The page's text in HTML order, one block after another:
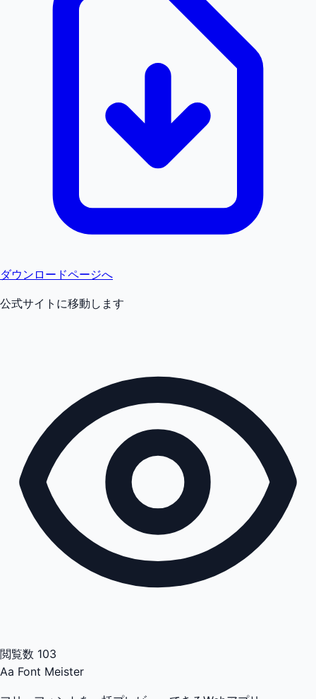
ダウンロードページへ
公式サイトに移動します
閲覧数 103
Aa Font Meister